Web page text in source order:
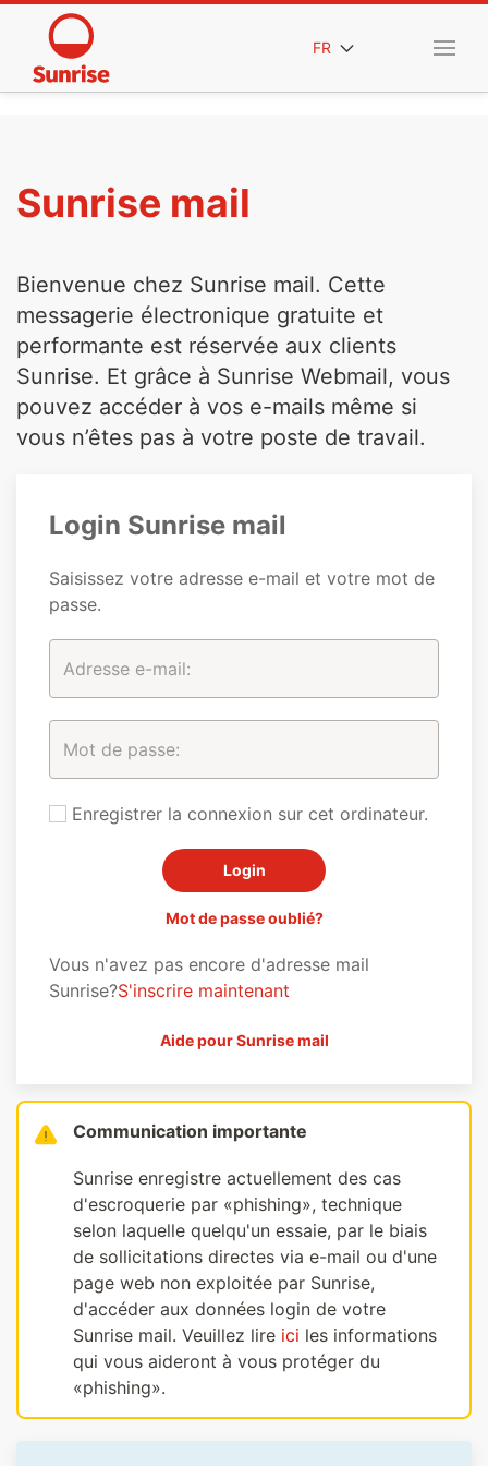
FR
Sunrise mail
Bienvenue chez Sunrise mail. Cette
messagerie électronique gratuite et
performante est réservée aux clients
Sunrise. Et grâce à Sunrise Webmail, vous
pouvez accéder à vos e-mails même si
vous n’êtes pas à votre poste de travail.
Login Sunrise mail
Saisissez votre adresse e-mail et votre mot de
passe.
Enregistrer la connexion sur cet ordinateur.
Mot de passe oublié?
Vous n'avez pas encore d'adresse mail
Sunrise?S'inscrire maintenant
Aide pour Sunrise mail
Communication importante
Sunrise enregistre actuellement des cas
d'escroquerie par «phishing», technique
selon laquelle quelqu'un essaie, par le biais
de sollicitations directes via e-mail ou d'une
page web non exploitée par Sunrise,
d'accéder aux données login de votre
Sunrise mail. Veuillez lire ici les informations
qui vous aideront à vous protéger du
«phishing».